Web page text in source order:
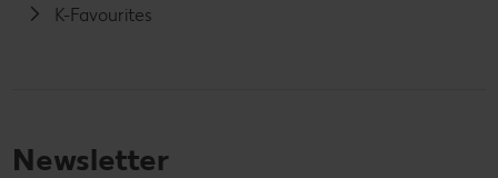
K-Favourites
Newsletter